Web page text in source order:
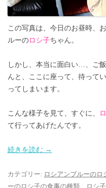
この写真は、今日のお昼時、
ルーのロシ子ちゃん。
しかし、本当に面白い…、ご
んと、ここに座って、待って
ってしまいます。
こんな様子を見て、すぐに、
て行ってあげたんです。
続きを読む →
カテゴリー: ロシアンブルーのロ
ーのロシ子の食事の種類
ロシ